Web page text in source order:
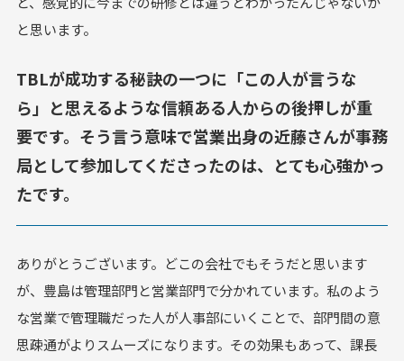
と思います。
TBLが成功する秘訣の一つに「この人が言うな
ら」と思えるような信頼ある人からの後押しが重
要です。そう言う意味で営業出身の近藤さんが事務
局として参加してくださったのは、とても心強かっ
たです。
ありがとうございます。どこの会社でもそうだと思います
が、豊島は管理部門と営業部門で分かれています。私のよう
な営業で管理職だった人が人事部にいくことで、部門間の意
思疎通がよりスムーズになります。その効果もあって、課長